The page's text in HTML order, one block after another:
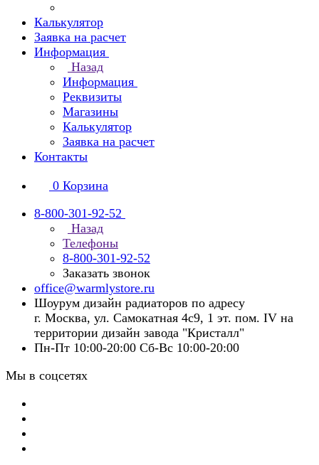
Калькулятор
Заявка на расчет
Информация
Назад
Информация
Реквизиты
Магазины
Калькулятор
Заявка на расчет
Контакты
0 Корзина
8-800-301-92-52
Назад
Телефоны
8-800-301-92-52
Заказать звонок
office@warmlystore.ru
Шоурум дизайн радиаторов по адресу
г. Москва, ул. Самокатная 4с9, 1 эт. пом. IV на
территории дизайн завода "Кристалл"
Пн-Пт 10:00-20:00 Сб-Вс 10:00-20:00
Мы в соцсетях